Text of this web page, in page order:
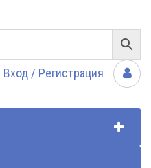
Вход / Регистрация